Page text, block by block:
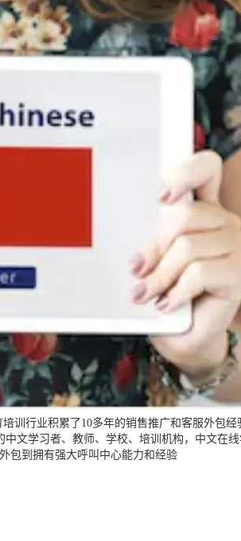
训行业积累了10多年的销售推广和客服外包经
文学习者、教师、学校、培训机构，中文在
包到拥有强大呼叫中心能力和经验